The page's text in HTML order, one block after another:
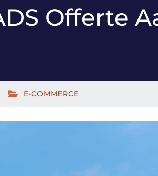
Offerte
E-COMMERCE